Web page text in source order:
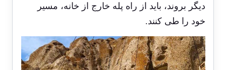
دیگر بروند، باید از راه پله خارج از خانه، مسیر
خود را طی کنند.